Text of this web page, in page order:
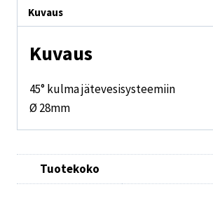
Kuvaus
Kuvaus
45° kulma jätevesisysteemiin
Ø 28mm
Tuotekoko